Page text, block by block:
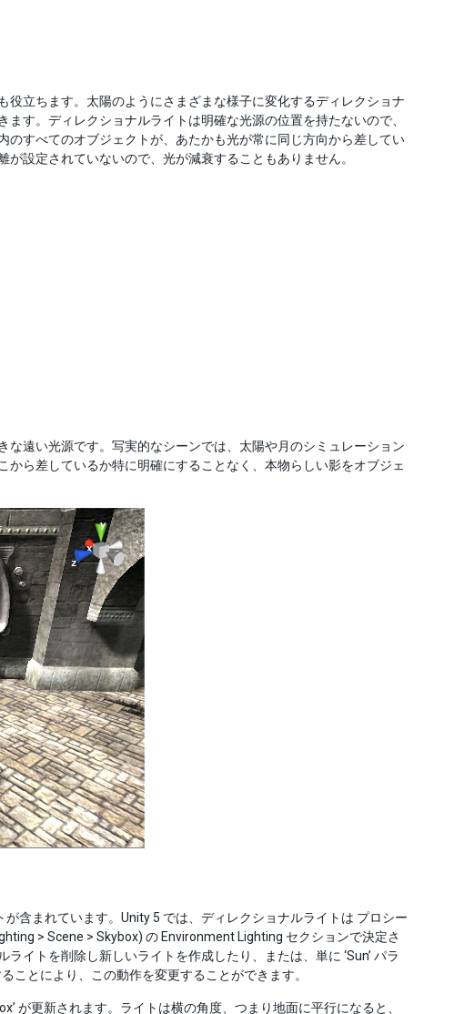
立ちます。太陽のようにさまざまな様子に変化するディレクショナ
す。ディレクショナルライトは明確な光源の位置を持たないので、
すべてのオブジェクトが、あたかも光が常に同じ方向から差してい
設定されていないので、光が減衰することもありません。
遠い光源です。写実的なシーンでは、太陽や月のシミュレーション
ら差しているか特に明確にすることなく、本物らしい影をオブジェ
含まれています。Unity 5 では、ディレクショナルライトは プロシー
> Scene > Skybox) の Environment Lighting セクションで決定さ
イトを削除し新しいライトを作成したり、または、単に ‘Sun’ パラ
ことにより、この動作を変更することができます。
が更新されます。ライトは横の角度、つまり地面に平行になると、